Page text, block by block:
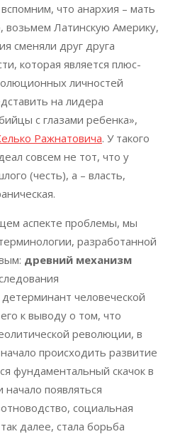
что анархия – мать
возьмем Латинскую Америку,
сменяли друг друга
которая является плюс-
личностей
на лидера
с глазами ребенка»,
Ражнатовича. У такого
совсем не тот, что у
(честь), а – власть,
аспекте проблемы, мы
разработанной
древний механизм
детерминант человеческой
к выводу о том, что
революции, в
происходить развитие
фундаментальный скачок в
появляться
социальная
далее, стала борьба